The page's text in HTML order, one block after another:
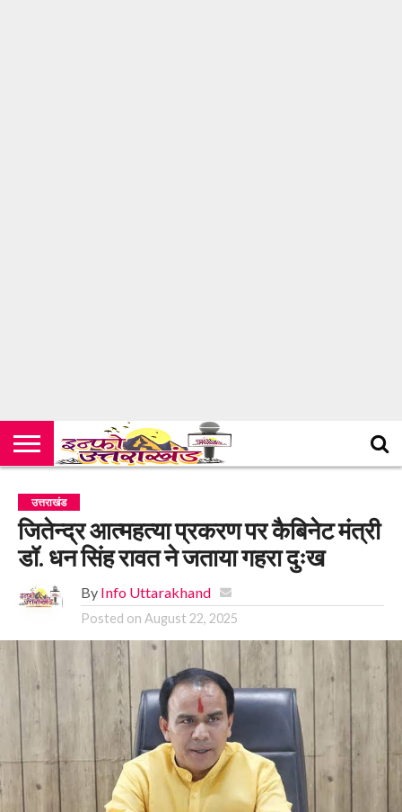
उत्तराखंड
जितेन्द्र आत्महत्या प्रकरण पर कैबिनेट मंत्री
डॉ. धन सिंह रावत ने जताया गहरा दुःख
By Info Uttarakhand
Posted on August 22, 2025